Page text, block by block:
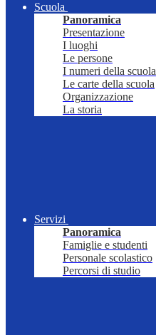
Scuola
Panoramica
Presentazione
I luoghi
Le persone
I numeri della scuola
Le carte della scuola
Organizzazione
La storia
Servizi
Panoramica
Famiglie e studenti
Personale scolastico
Percorsi di studio